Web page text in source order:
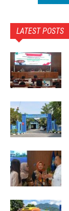
LATEST POSTS